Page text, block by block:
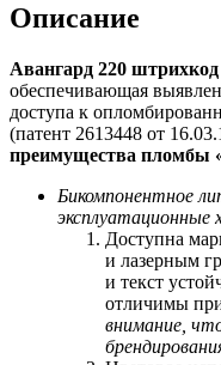
Описание
Авангард 220 штрихкод
обеспечивающая
доступа к
(патент 2613448 от
преимущества пломбы
Бикомпонентное
эксплуатационные
Доступна
и лазерным
и текст
отличимы
внимание,